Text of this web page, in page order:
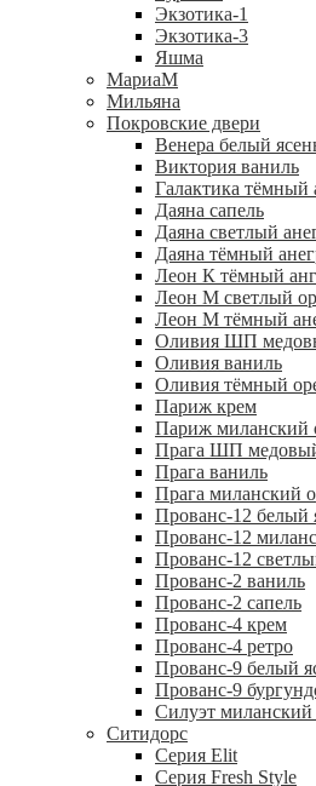
Экзотика-1
Экзотика-3
Яшма
МариаМ
Мильяна
Покровские двери
Венера белый
Виктория ваниль
Галактика тёмный
Даяна сапель
Даяна светлый
Даяна тёмный
Леон К тёмный
Леон М светлый
Леон М тёмный
Оливия ШП
Оливия ваниль
Оливия тёмный
Париж крем
Париж миланский
Прага ШП
Прага ваниль
Прага миланский
Прованс-12 белый
Прованс-12
Прованс-12
Прованс-2 ваниль
Прованс-2 сапель
Прованс-4 крем
Прованс-4 ретро
Прованс-9 белый
Прованс-9
Силуэт миланский
Ситидорс
Серия Elit
Серия Fresh Style